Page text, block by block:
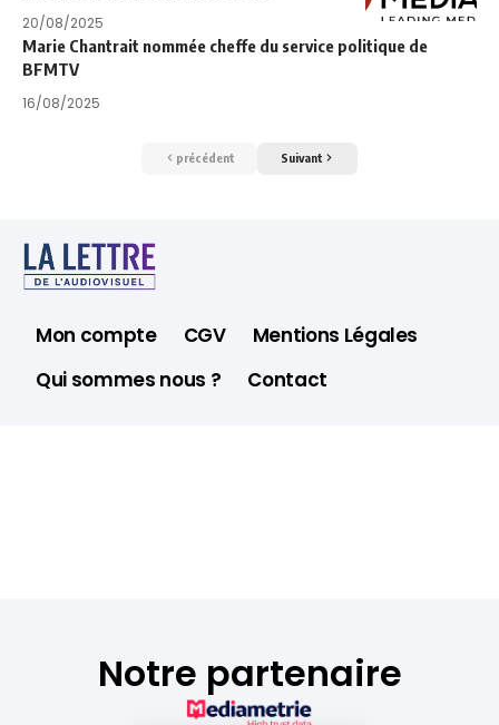
20/08/2025
Marie Chantrait nommée cheffe du service politique de
BFMTV
16/08/2025
précédent Suivant
Mon compte CGV
Mentions Légales
Qui sommes nous ?
Contact
Notre partenaire